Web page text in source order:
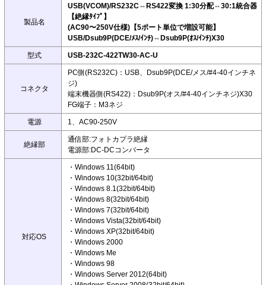
製品名
USB(VCOM)/RS232C⇔RS422変換 1:30分配⇔30:1統合器
【絶縁ﾀｲﾌﾟ】
(AC90〜250V仕様)【5ポート単位で増設可能】
USB/Dsub9P(DCE/ﾒｽ/ｲﾝﾁ)⇔Dsub9P(ｵｽ/ｲﾝﾁ)X30
型式 USB-232C-422TW30-AC-U
コネクタ
PC側(RS232C)：USB、Dsub9P(DCE/メス/#4-40インチネ
ジ)
端末機器側(RS422)：Dsub9P(オス/#4-40インチネジ)X30
FG端子：M3ネジ
電源 1、AC90-250V
絶縁部
通信部:フォトカプラ絶縁
電源部:DC-DCコンバータ
対応OS
・Windows 11(64bit)
・Windows 10(32bit/64bit)
・Windows 8.1(32bit/64bit)
・Windows 8(32bit/64bit)
・Windows 7(32bit/64bit)
・Windows Vista(32bit/64bit)
・Windows XP(32bit/64bit)
・Windows 2000
・Windows Me
・Windows 98
・Windows Server 2012(64bit)